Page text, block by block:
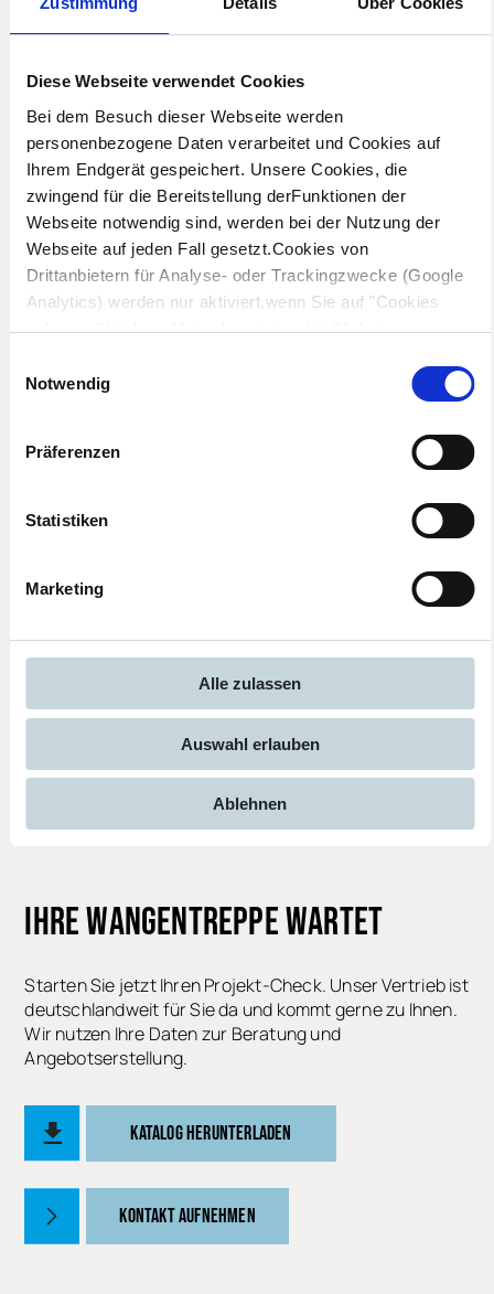
Diese Webseite verwendet Cookies
Bei dem Besuch dieser Webseite werden
personenbezogene Daten verarbeitet und Cookies auf
Ihrem Endgerät gespeichert. Unsere Cookies, die
zwingend für die Bereitstellung derFunktionen der
Webseite notwendig sind, werden bei der Nutzung der
Webseite auf jeden Fall gesetzt.Cookies von
Drittanbietern für Analyse- oder Trackingzwecke (Google
Analytics) werden nur aktiviert,wenn Sie auf "Cookies
zulassen" klicken. Mehr dazu (einschließlich der
erfahren Sie in unserer
Notwendig
Präferenzen
Statistiken
Marketing
Alle zulassen
Auswahl erlauben
Ablehnen
Körperschall über Wand- und Bodenanschlüsse
weiterleiten. Wir setzen wir auf entkoppelte
um Schwingungen zu minimieren.
Unsere Lösungen orientieren sich an der DIN 4109 und
werden projektbezogen ausgelegt. Auf Wunsch
erhalten Sie Prognosen zum Normtrittschallpegel und
eine Schallschutzberatung mit wirtschaftlich sinnvollen
Maßnahmen für Ihr Bauvorhaben.
SCHALLSCHUTZBERATUNG ANFRAGEN
IHRE WANGENTREPPEWARTET
Starten Sie jetzt Ihren Projekt-Check. Unser Vertrieb ist
deutschlandweit für Sie da und kommt gerne zu Ihnen.
Wir nutzen Ihre Daten zur Beratung und
Angebotserstellung.
KATALOG HERUNTERLADEN
KONTAKT AUFNEHMEN